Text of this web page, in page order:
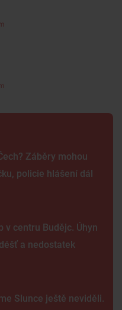
Záběry mohou
policie hlášení dál
v centru Budějc. Úhyn
a nedostatek
Slunce ještě neviděli.